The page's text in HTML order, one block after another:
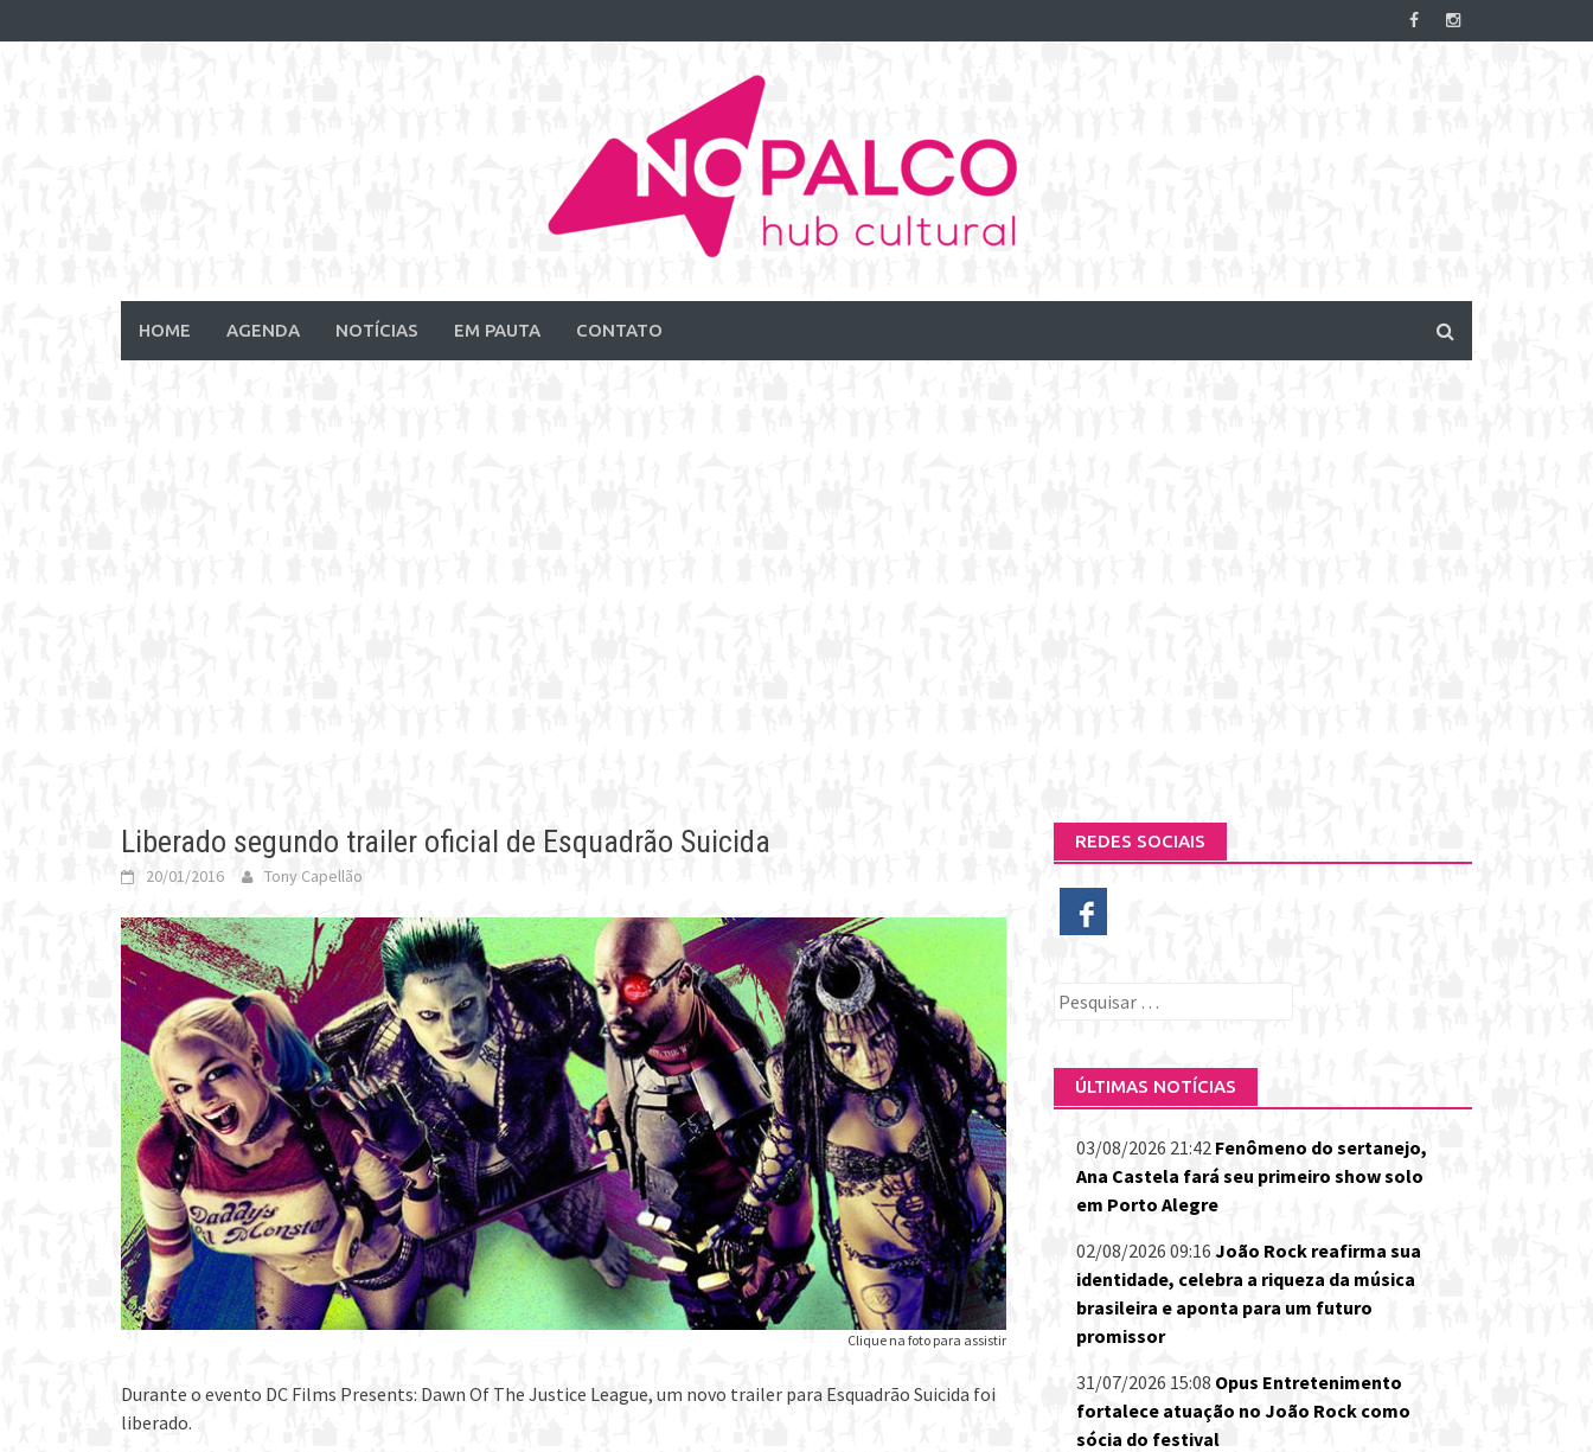
to
HOME AGENDA NOTÍCIAS EM PAUTA CONTATO
Liberado segundo trailer oficial de Esquadrão Suicida
20/01/2016 Tony Capellão
Clique na foto para assistir
Durante o evento DC Films Presents: Dawn Of The Justice League, um novo trailer para Esquadrão Suicida foi
liberado.
REDES SOCIAIS
Pesquisar
ÚLTIMAS NOTÍCIAS
03/08/2026 21:42 Fenômeno do sertanejo,
Ana Castela fará seu primeiro show solo
em Porto Alegre
02/08/2026 09:16 João Rock reafirma sua
identidade, celebra a riqueza da música
brasileira e aponta para um futuro
promissor
31/07/2026 15:08 Opus Entretenimento
fortalece atuação no João Rock como
sócia do festival